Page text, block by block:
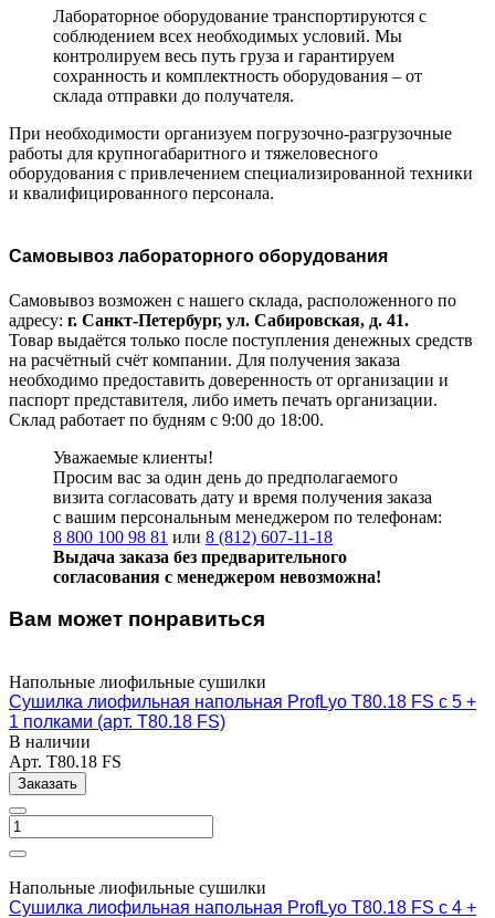
Лабораторное оборудование транспортируются с
соблюдением всех необходимых условий. Мы
контролируем весь путь груза и гарантируем
сохранность и комплектность оборудования – от
склада отправки до получателя.
При необходимости организуем погрузочно-разгрузочные
работы для крупногабаритного и тяжеловесного
оборудования с привлечением специализированной техники
и квалифицированного персонала.
Самовывоз лабораторного оборудования
Самовывоз возможен с нашего склада, расположенного по
адресу: г. Санкт-Петербург, ул. Сабировская, д. 41.
Товар выдаётся только после поступления денежных средств
на расчётный счёт компании. Для получения заказа
необходимо предоставить доверенность от организации и
паспорт представителя, либо иметь печать организации.
Склад работает по будням с 9:00 до 18:00.
Уважаемые клиенты!
Просим вас за один день до предполагаемого
визита согласовать дату и время получения заказа
с вашим персональным менеджером по телефонам:
8 800 100 98 81 или 8 (812) 607-11-18
Выдача заказа без предварительного
согласования с менеджером невозможна!
Вам может понравиться
Напольные лиофильные сушилки
Сушилка лиофильная напольная ProfLyo T80.18 FS с 5 +
1 полками (арт. T80.18 FS)
В наличии
Арт. T80.18 FS
Заказать
Напольные лиофильные сушилки
Сушилка лиофильная напольная ProfLyo T80.18 FS с 4 +